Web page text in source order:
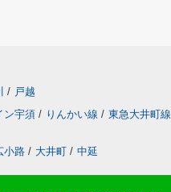
/ 戸越
ン宇須 / りんかい線 / 東急大井町線
小路 / 大井町 / 中延